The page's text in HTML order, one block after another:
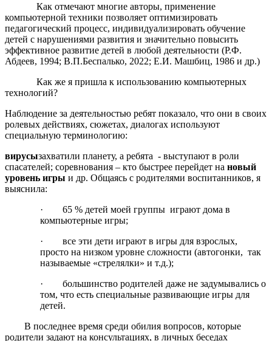
Как отмечают многие авторы, применение
компьютерной техники позволяет оптимизировать
педагогический процесс, индивидуализировать обучение
детей с нарушениями развития и значительно повысить
эффективное развитие детей в любой деятельности (Р.Ф.
Абдеев, 1994; В.П.Беспалько, 2022; Е.И. Машбиц, 1986 и др.)
Как же я пришла к использованию компьютерных
технологий?
Наблюдение за деятельностью ребят показало, что они в своих
ролевых действиях, сюжетах, диалогах используют
специальную терминологию:
вирусызахватили планету, а ребята - выступают в роли
спасателей; соревнования – кто быстрее перейдет на новый
уровень игры и др. Общаясь с родителями воспитанников, я
выяснила:
· 65 % детей моей группы играют дома в
компьютерные игры;
· все эти дети играют в игры для взрослых,
просто на низком уровне сложности (автогонки, так
называемые «стрелялки» и т.д.);
· большинство родителей даже не задумывались о
том, что есть специальные развивающие игры для
детей.
В последнее время среди обилия вопросов, которые
родители задают на консультациях, в личных беседах